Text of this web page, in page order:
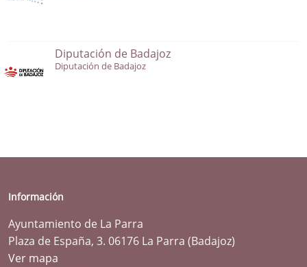
Diputación de Badajoz
Diputación de Badajoz
Información
Ayuntamiento de La Parra
Plaza de España, 3. 06176 La Parra (Badajoz)
Ver mapa